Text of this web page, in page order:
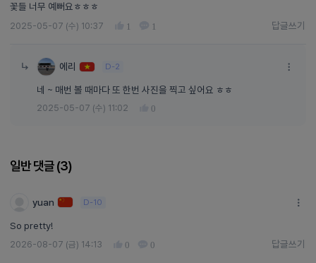
꽃들 너무 예뻐요ㅎㅎㅎ
2025-05-07 (수) 10:37 1 1답글쓰기 답글쓰기
에리 D-2
네 ~ 매번 볼 때마다 또 한번 사진을 찍고 싶어요 ㅎㅎ
2025-05-07 (수) 11:02 0
일반 댓글 (3)
yuan D-10
So pretty!
2026-08-07 (금) 14:13 0 0
답글쓰기 답글쓰기